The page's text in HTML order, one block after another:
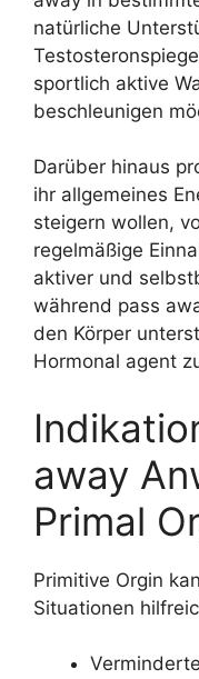
natürliche
sportlich aktive
beschleunigen
Darüber hinaus
ihr allgemeines
steigern wollen,
regelmäßige
aktiver und
während pass
den Körper
Hormonal agent
away
Primal
Primitive Orgin
Situationen